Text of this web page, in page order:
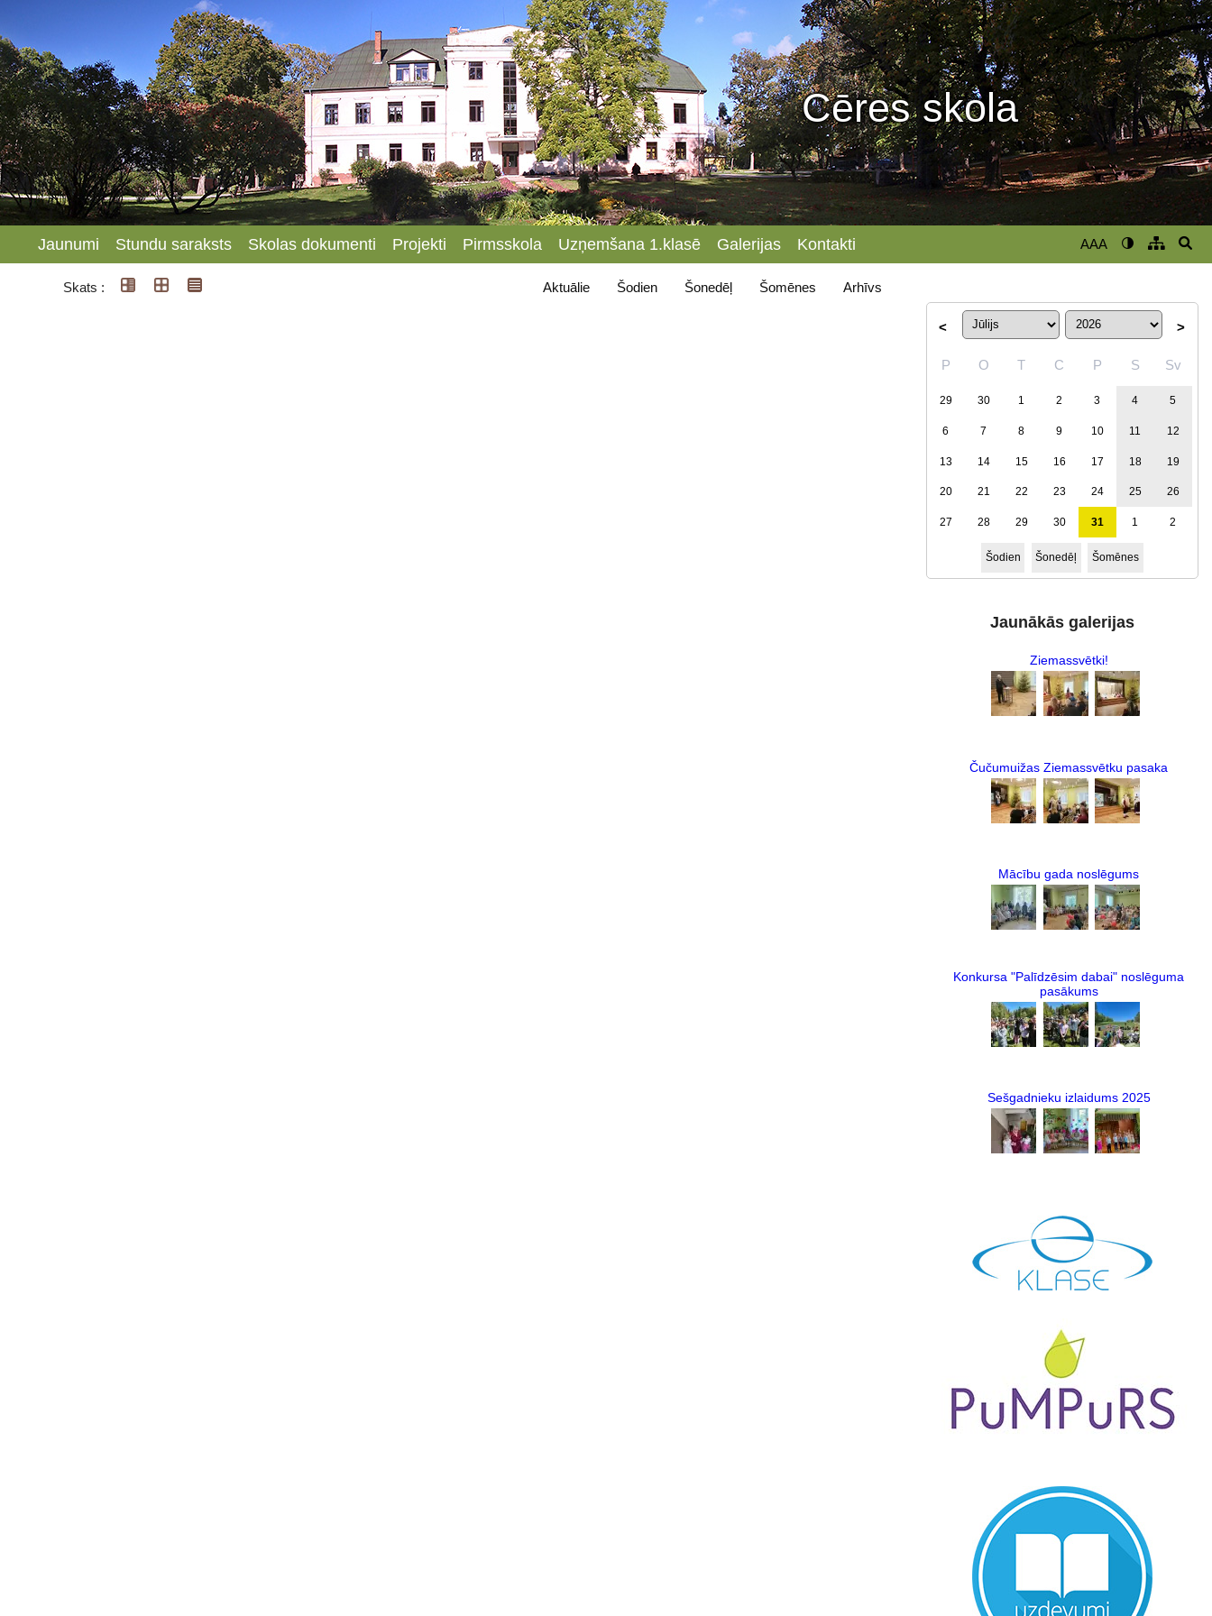
Cēres skola
Jaunumi Stundu saraksts Skolas dokumenti Projekti Pirmsskola Uzņemšana 1.klasē Galerijas Kontakti AAA
Skats : Aktuālie Šodien Šonedēļ Šomēnes Arhīvs
< >
P O T C P S Sv
29 30 1 2 3 4 5
6 7 8 9 10 11 12
13 14 15 16 17 18 19
20 21 22 23 24 25 26
27 28 29 30 31 1 2
Šodien Šonedēļ Šomēnes
Jaunākās galerijas
Ziemassvētki!
Čučumuižas Ziemassvētku pasaka
Mācību gada noslēgums
Konkursa "Palīdzēsim dabai" noslēguma
pasākums
Sešgadnieku izlaidums 2025